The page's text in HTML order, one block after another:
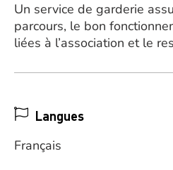
Un service de garderie
parcours, le bon
liées à l’association et le
Langues
Français